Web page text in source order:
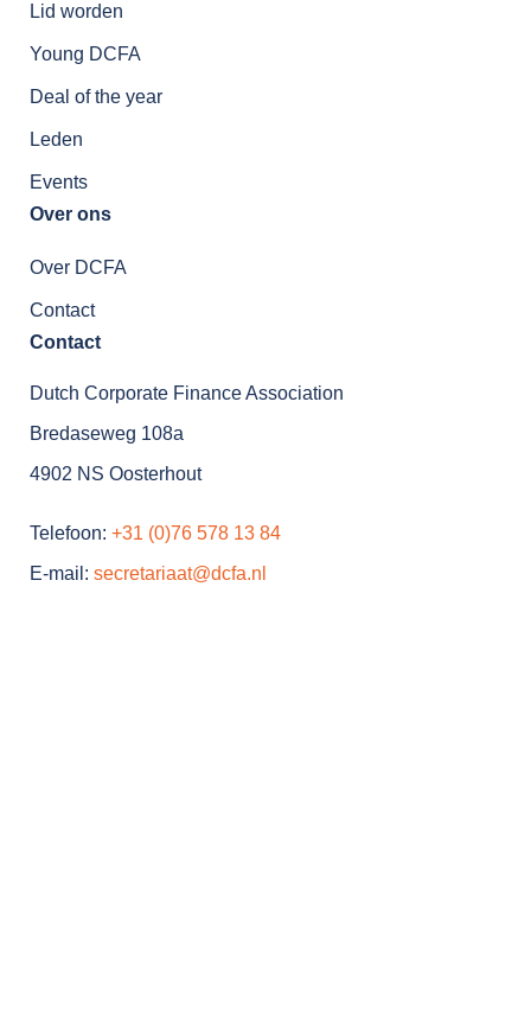
Lid worden
Young DCFA
Deal of the year
Leden
Events
Over ons
Over DCFA
Contact
Contact
Dutch Corporate Finance Association
Bredaseweg 108a
4902 NS Oosterhout
Telefoon: +31 (0)76 578 13 84
E-mail: secretariaat@dcfa.nl